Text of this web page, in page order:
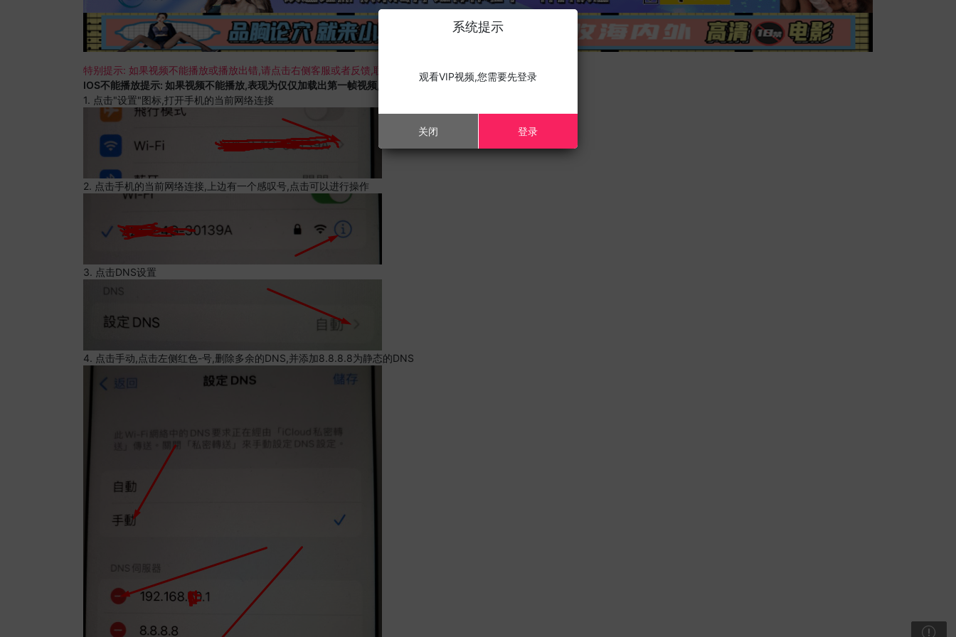
特别提示: 如果视频不能播放或播放出错,请点击右侧客服或者反馈,联系我们;
IOS不能播放提示: 如果视频不能播放,表现为仅仅加载出第一帧视频,且您的设备为苹果手机,请进行以下修改;
1. 点击"设置"图标,打开手机的当前网络连接
2. 点击手机的当前网络连接,上边有一个感叹号,点击可以进行操作
3. 点击DNS设置
4. 点击手动,点击左侧红色-号,删除多余的DNS,并添加8.8.8.8为静态的DNS
系统提示
观看VIP视频,您需要先登录
关闭 登录